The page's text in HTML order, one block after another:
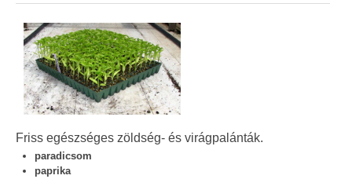
Friss egészséges zöldség- és virágpalánták.
paradicsom
paprika